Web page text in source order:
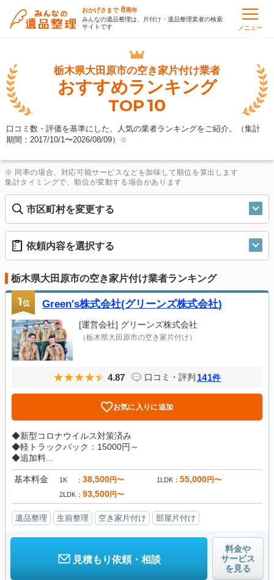
おかげさまで 8周年
みんなの遺品整理は、片付け・遺品整理業者の検索
サイトです
メニュー
栃木県大田原市の空き家片付け業者
おすすめランキング
TOP10
口コミ数・評価を基準にした、人気の業者ランキングをご紹介。（集計
期間：2017/10/1〜2026/08/09） ※
※ 同率の場合、対応可能サービスなどを加味して順位を算出します
集計タイミングで、順位が変動する場合があります
市区町村を変更する
依頼内容を選択する
栃木県大田原市の空き家片付け業者ランキング
1位 Green's株式会社(グリーンズ株式会社)
[運営会社] グリーンズ株式会社
（栃木県大田原市の空き家片付け）
4.87 口コミ・評判 141件
お気に入りに追加
◆新型コロナウイルス対策済み
◆軽トラックパック：15000円～
◆追加料...
基本料金 1K 38,500円〜 1LDK 55,000円〜
2LDK 93,500円〜
遺品整理 生前整理 空き家片付け 部屋片付け
見積もり依頼・相談
料金や
サービス
を見る